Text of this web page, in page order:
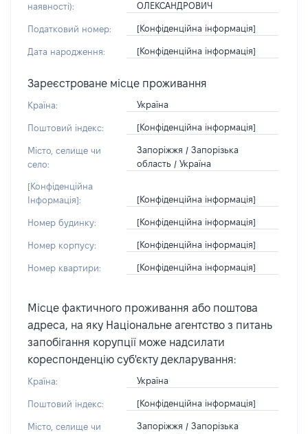
наявності):
ОЛЕКСАНДРОВИЧ
Податковий номер: [Конфіденційна інформація]
Дата народження: [Конфіденційна інформація]
Зареєстроване місце проживання
Країна: Україна
Поштовий індекс: [Конфіденційна інформація]
Місто, селище чи
село:
Запоріжжя / Запорізька
область / Україна
[Конфіденційна
Інформація]:
[Конфіденційна інформація]
Номер будинку: [Конфіденційна інформація]
Номер корпусу: [Конфіденційна інформація]
Номер квартири: [Конфіденційна інформація]
Місце фактичного проживання або поштова
адреса, на яку Національне агентство з питань
запобігання корупції може надсилати
кореспонденцію суб'єкту декларування:
Країна: Україна
Поштовий індекс: [Конфіденційна інформація]
Місто, селище чи
Запоріжжя / Запорізька